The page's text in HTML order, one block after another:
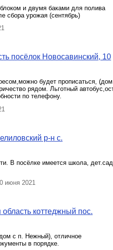
и двумя баками для полива
сбора урожая (сентябрь)
посёлок Новосавинский, 10
будет прописаться,
рядом. Льготный
по телефону.
р-н с.
В посёлке имеется школа, дет.сад,
июня 2021
коттеджный пос.
с п. Нежный), отличное
в порядке.